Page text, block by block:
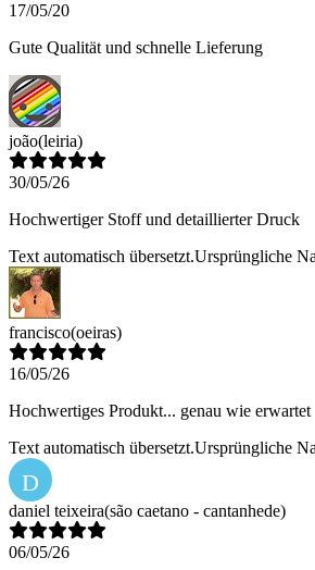
17/05/20
Gute Qualität und schnelle Lieferung
joão(leiria)
30/05/26
Hochwertiger Stoff und detaillierter Druck
Text automatisch übersetzt.Ursprüngliche
francisco(oeiras)
16/05/26
Hochwertiges Produkt... genau wie erwartet
Text automatisch übersetzt.Ursprüngliche
D
daniel teixeira(são caetano - cantanhede)
06/05/26